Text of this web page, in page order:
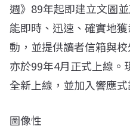
週》89年起即建立文圖
能即時、迅速、確實地
動，並提供讀者信箱與
亦於99年4月正式上線。
全新上線，並加入響應
圖像性